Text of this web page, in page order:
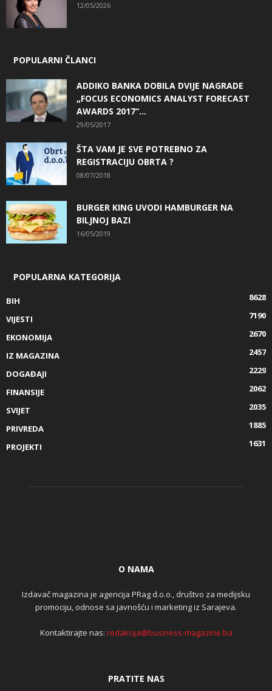
12/05/2026
POPULARNI ČLANCI
ADDIKO BANKA DOBILA DVIJE NAGRADE
„FOCUS ECONOMICS ANALYST FORECAST
AWARDS 2017“...
29/05/2017
ŠTA VAM JE SVE POTREBNO ZA
REGISTRACIJU OBRTA ?
08/07/2018
BURGER KING UVODI HAMBURGER NA
BILJNOJ BAZI
16/05/2019
POPULARNA KATEGORIJA
BIH
8628
VIJESTI
7190
EKONOMIJA
2670
IZ MAGAZINA
2457
DOGAĐAJI
2229
FINANSIJE
2062
SVIJET
2035
PRIVREDA
1885
PROJEKTI
1631
O NAMA
Izdavač magazina je agencija PRag d.o.o., društvo za medijsku
promociju, odnose sa javnošću i marketing iz Sarajeva.
Kontaktirajte nas: redakcija@business-magazine.ba
PRATITE NAS